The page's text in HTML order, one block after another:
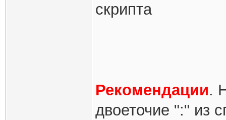
скрипта
Рекомендации.
двоеточие ":" из